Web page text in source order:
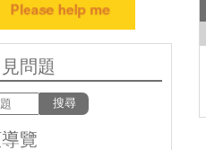
問題
搜尋
覽